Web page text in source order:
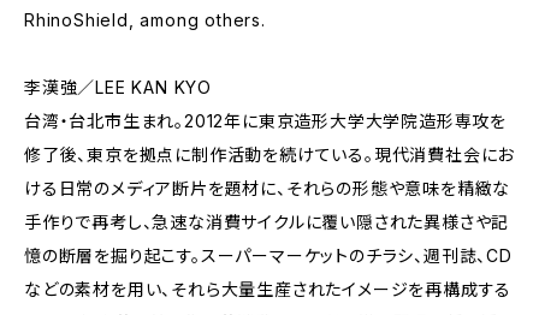
RhinoShield, among others.
李漢強／LEE KAN KYO
台湾・台北市生まれ。2012年に東京造形大学大学院造形専攻を
修了後、東京を拠点に制作活動を続けている。現代消費社会にお
ける日常のメディア断片を題材に、それらの形態や意味を精緻な
手作りで再考し、急速な消費サイクルに覆い隠された異様さや記
憶の断層を掘り起こす。スーパーマーケットのチラシ、週刊誌、CD
などの素材を用い、それら大量生産されたイメージを再構成する